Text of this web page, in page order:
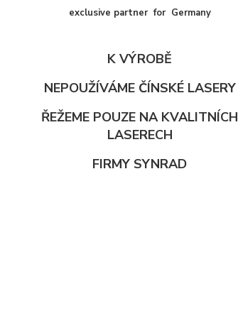
exclusive partner for Germany
K VÝROBĚ
NEPOUŽÍVÁME ČÍNSKÉ LASERY
ŘEŽEME POUZE NA KVALITNÍCH
LASERECH
FIRMY SYNRAD